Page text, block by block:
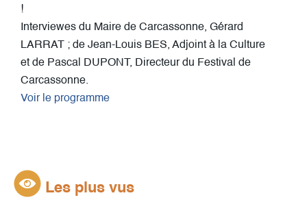
!
Interviewes du Maire de Carcassonne, Gérard
LARRAT ; de Jean-Louis BES, Adjoint à la Culture
et de Pascal DUPONT, Directeur du Festival de
Carcassonne.
Voir le programme
Les plus vus